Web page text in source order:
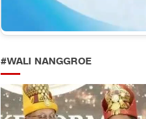
#WALI NANGGROE